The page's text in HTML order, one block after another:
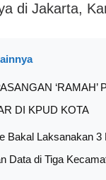
di Jakarta,
‘RAMAH’
DI KPUD KOTA
Bakal Laksanakan 3
Data di Tiga